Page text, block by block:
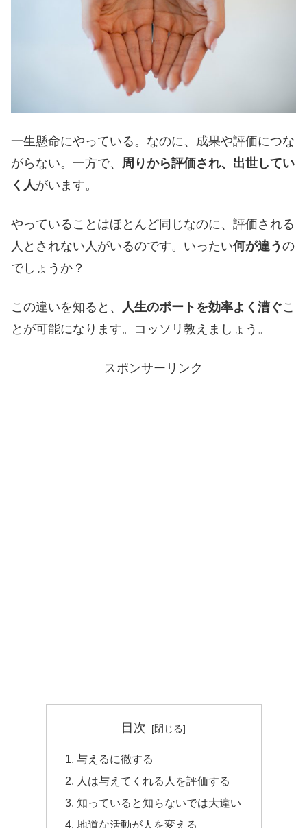
一生懸命にやっている。なのに、成果や評価につな
がらない。一方で、 周りから評価され、出世してい
く人がいます。
やっていることはほとんど同じなのに、評価される
人とされない人がいるのです。いったい何が違う の
でしょうか？
この違いを知ると、 人生のボートを効率よく漕ぐこ
とが可能になります。コッソリ教えましょう。
スポンサーリンク
目次
与えるに徹する
人は与えてくれる人を評価する
知っていると知らないでは大違い
地道な活動が人を変える